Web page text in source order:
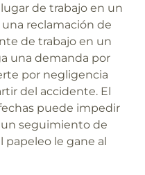
de trabajo en un
reclamación de
de trabajo en un
una demanda por
por negligencia
del accidente. El
puede impedir
un seguimiento de
papeleo le gane al